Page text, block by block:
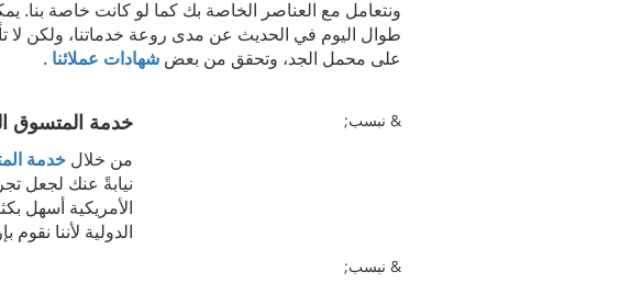
ونتعامل مع العناصر الخاصة بك كما لو كانت خاصة بنا.
طوال اليوم في الحديث عن مدى روعة خدماتنا، ولكن لا
على محمل الجد، وتحقق من بعضشهادات عملائنا .
& نبسب; خدمة
من خلالخدمة
نيابةً عنك لجعل
الأمريكية أسهل
الدولية لأننا
& نبسب;